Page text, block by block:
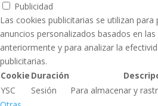
Publicidad
Las cookies publicitarias se utilizan
anuncios personalizados basados ​​en
anteriormente y para analizar la
publicitarias.
Cookie Duración
YSC
Sesión
Para almacenar y